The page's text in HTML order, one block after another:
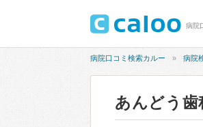
病院
病院口コミ検索カルー 病院
あんどう歯